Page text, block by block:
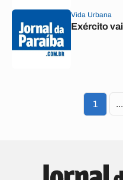
Vida Urbana
Exército
1 ...